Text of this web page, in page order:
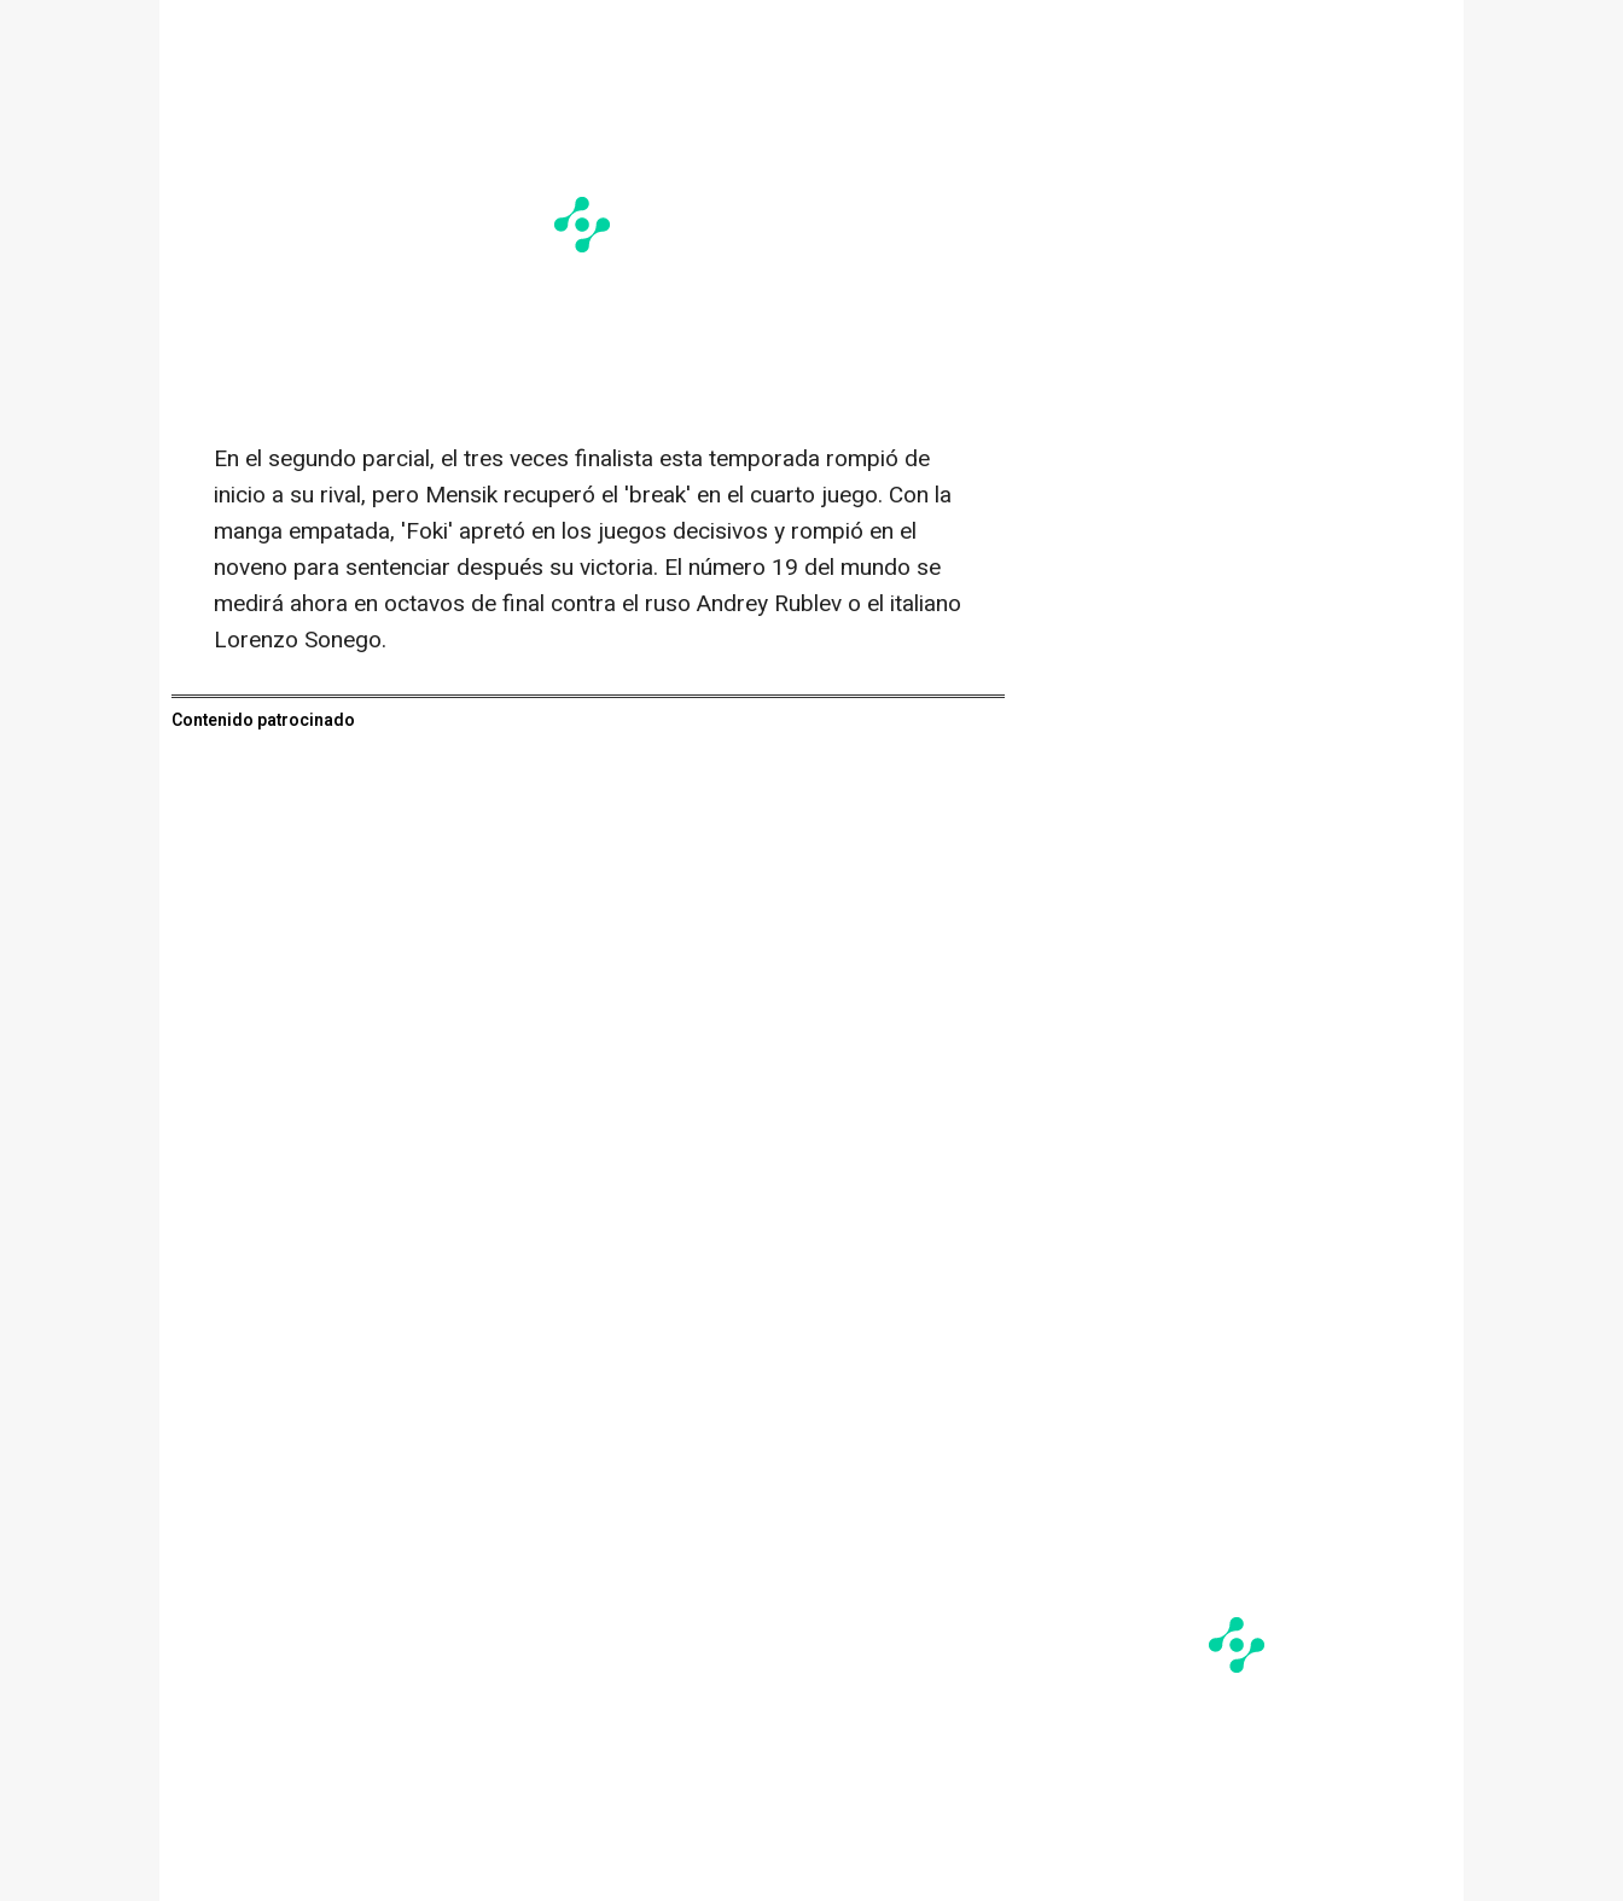
En el segundo parcial, el tres veces finalista esta temporada rompió de
inicio a su rival, pero Mensik recuperó el 'break' en el cuarto juego. Con la
manga empatada, 'Foki' apretó en los juegos decisivos y rompió en el
noveno para sentenciar después su victoria. El número 19 del mundo se
medirá ahora en octavos de final contra el ruso Andrey Rublev o el italiano
Lorenzo Sonego.
Contenido patrocinado